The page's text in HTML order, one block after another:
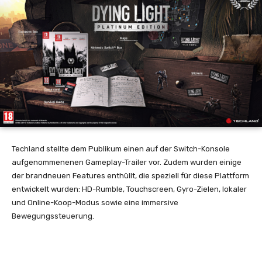
Techland stellte dem Publikum einen auf der Switch-Konsole
aufgenommenenen Gameplay-Trailer vor. Zudem wurden einige
der brandneuen Features enthüllt, die speziell für diese Plattform
entwickelt wurden: HD-Rumble, Touchscreen, Gyro-Zielen, lokaler
und Online-Koop-Modus sowie eine immersive
Bewegungssteuerung.